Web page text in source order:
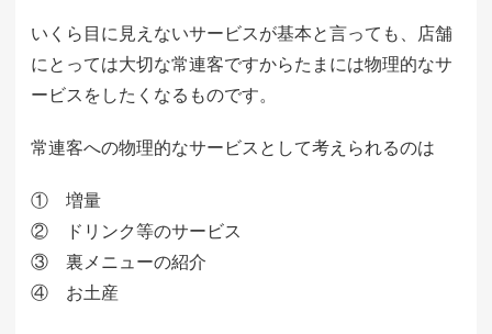
いくら目に見えないサービスが基本と言っても、店舗
にとっては大切な常連客ですからたまには物理的なサ
ービスをしたくなるものです。
常連客への物理的なサービスとして考えられるのは
① 増量
② ドリンク等のサービス
③ 裏メニューの紹介
④ お土産